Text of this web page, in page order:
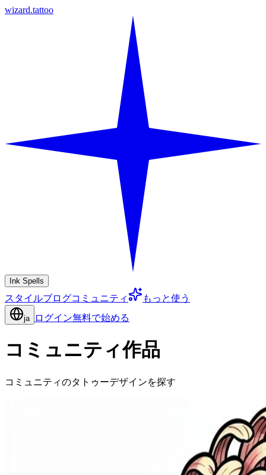
wizard.tattoo
Ink Spells
スタイルブログコミュニティ もっと使う
ja ログイン無料で始める
コミュニティ作品
コミュニティのタトゥーデザインを探す